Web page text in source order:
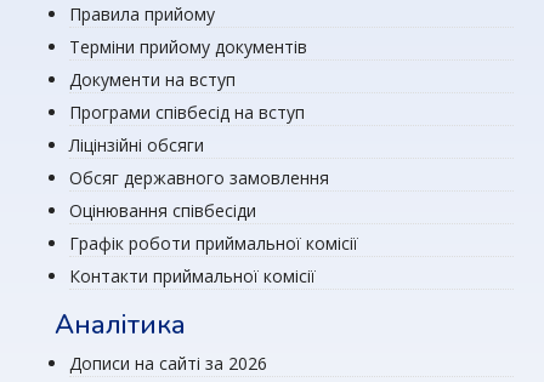
Правила прийому
Терміни прийому документів
Документи на вступ
Програми співбесід на вступ
Ліцінзійні обсяги
Обсяг державного замовлення
Оцінювання співбесіди
Графік роботи приймальної комісії
Контакти приймальної комісії
Аналітика
Дописи на сайті за 2026